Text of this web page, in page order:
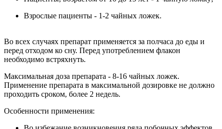
Взрослые пациенты - 1-2 чайных ложек.
Во всех случаях препарат применяется за полчаса до еды и
перед отходом ко сну. Перед употреблением флакон
необходимо встряхнуть.
Максимальная доза препарата - 8-16 чайных ложек.
Применение препарата в максимальной дозировке не должно
проходить сроком, более 2 недель.
Особенности применения: